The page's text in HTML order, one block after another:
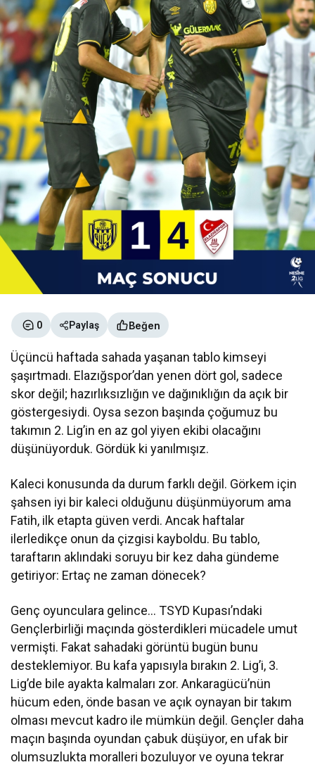
0 Paylaş Beğen
Üçüncü haftada sahada yaşanan tablo kimseyi
şaşırtmadı. Elazığspor’dan yenen dört gol, sadece
skor değil; hazırlıksızlığın ve dağınıklığın da açık bir
göstergesiydi. Oysa sezon başında çoğumuz bu
takımın 2. Lig’in en az gol yiyen ekibi olacağını
düşünüyorduk. Gördük ki yanılmışız.
Kaleci konusunda da durum farklı değil. Görkem için
şahsen iyi bir kaleci olduğunu düşünmüyorum ama
Fatih, ilk etapta güven verdi. Ancak haftalar
ilerledikçe onun da çizgisi kayboldu. Bu tablo,
taraftarın aklındaki soruyu bir kez daha gündeme
getiriyor: Ertaç ne zaman dönecek?
Genç oyunculara gelince… TSYD Kupası’ndaki
Gençlerbirliği maçında gösterdikleri mücadele umut
vermişti. Fakat sahadaki görüntü bugün bunu
desteklemiyor. Bu kafa yapısıyla bırakın 2. Lig’i, 3.
Lig’de bile ayakta kalmaları zor. Ankaragücü’nün
hücum eden, önde basan ve açık oynayan bir takım
olması mevcut kadro ile mümkün değil. Gençler daha
maçın başında oyundan çabuk düşüyor, en ufak bir
olumsuzlukta moralleri bozuluyor ve oyuna tekrar